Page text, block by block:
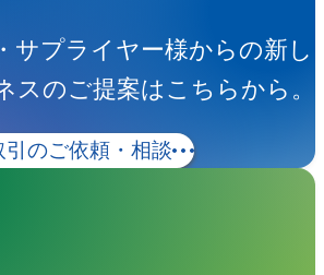
サプライヤー様からの新し
スのご提案はこちらから。
引のご依頼・相談